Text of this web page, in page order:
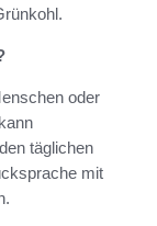
oder
täglichen
mit